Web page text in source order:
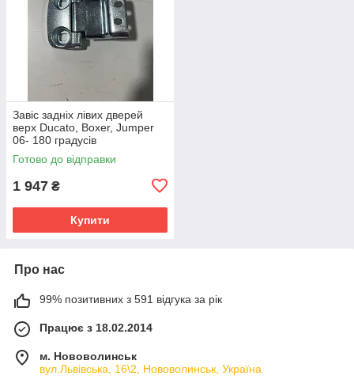
Завіс задніх лівих дверей
верх Ducato, Boxer, Jumper
06- 180 градусів
Готово до відправки
1 947 ₴
Купити
Про нас
99% позитивних з 591 відгука за рік
Працює з 18.02.2014
м. Нововолинськ
вул.Львівська, 16\2, Нововолинськ, Україна